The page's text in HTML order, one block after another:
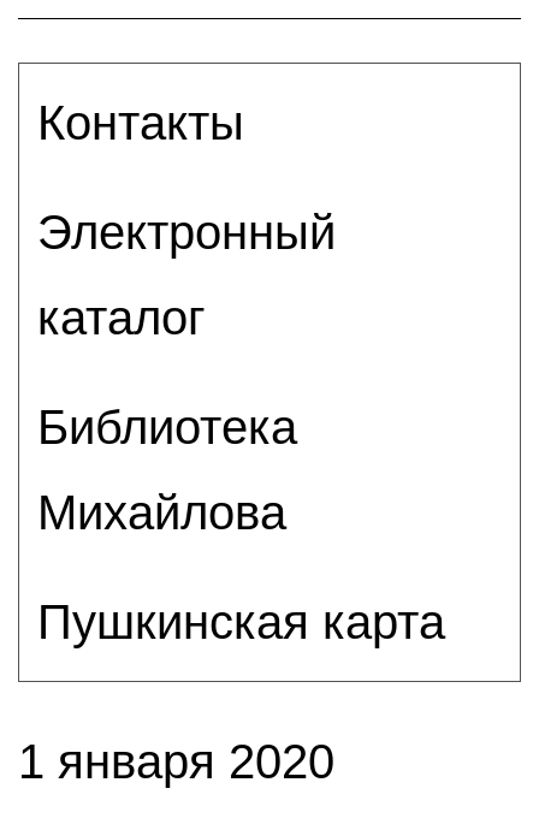
Контакты
Электронный
каталог
Библиотека
Михайлова
Пушкинская карта
1 января 2020